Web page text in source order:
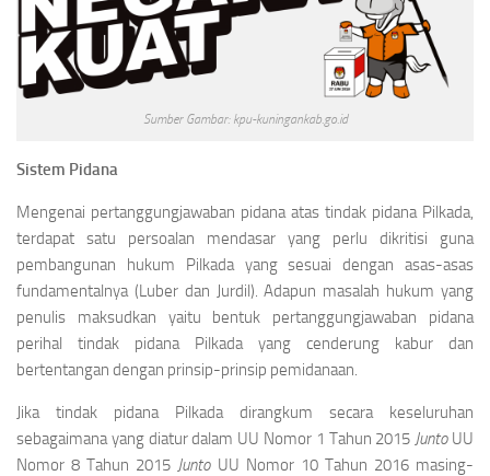
Sumber Gambar: kpu-kuningankab.go.id
Sistem Pidana
Mengenai pertanggungjawaban pidana atas tindak pidana Pilkada,
terdapat satu persoalan mendasar yang perlu dikritisi guna
pembangunan hukum Pilkada yang sesuai dengan asas-asas
fundamentalnya (Luber dan Jurdil). Adapun masalah hukum yang
penulis maksudkan yaitu bentuk pertanggungjawaban pidana
perihal tindak pidana Pilkada yang cenderung kabur dan
bertentangan dengan prinsip-prinsip pemidanaan.
Jika tindak pidana Pilkada dirangkum secara keseluruhan
sebagaimana yang diatur dalam UU Nomor 1 Tahun 2015 JuntoUU
Nomor 8 Tahun 2015 JuntoUU Nomor 10 Tahun 2016 masing-